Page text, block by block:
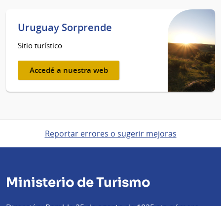
Uruguay Sorprende
Sitio turístico
Accedé a nuestra web
Reportar errores o sugerir mejoras
Ministerio de Turismo